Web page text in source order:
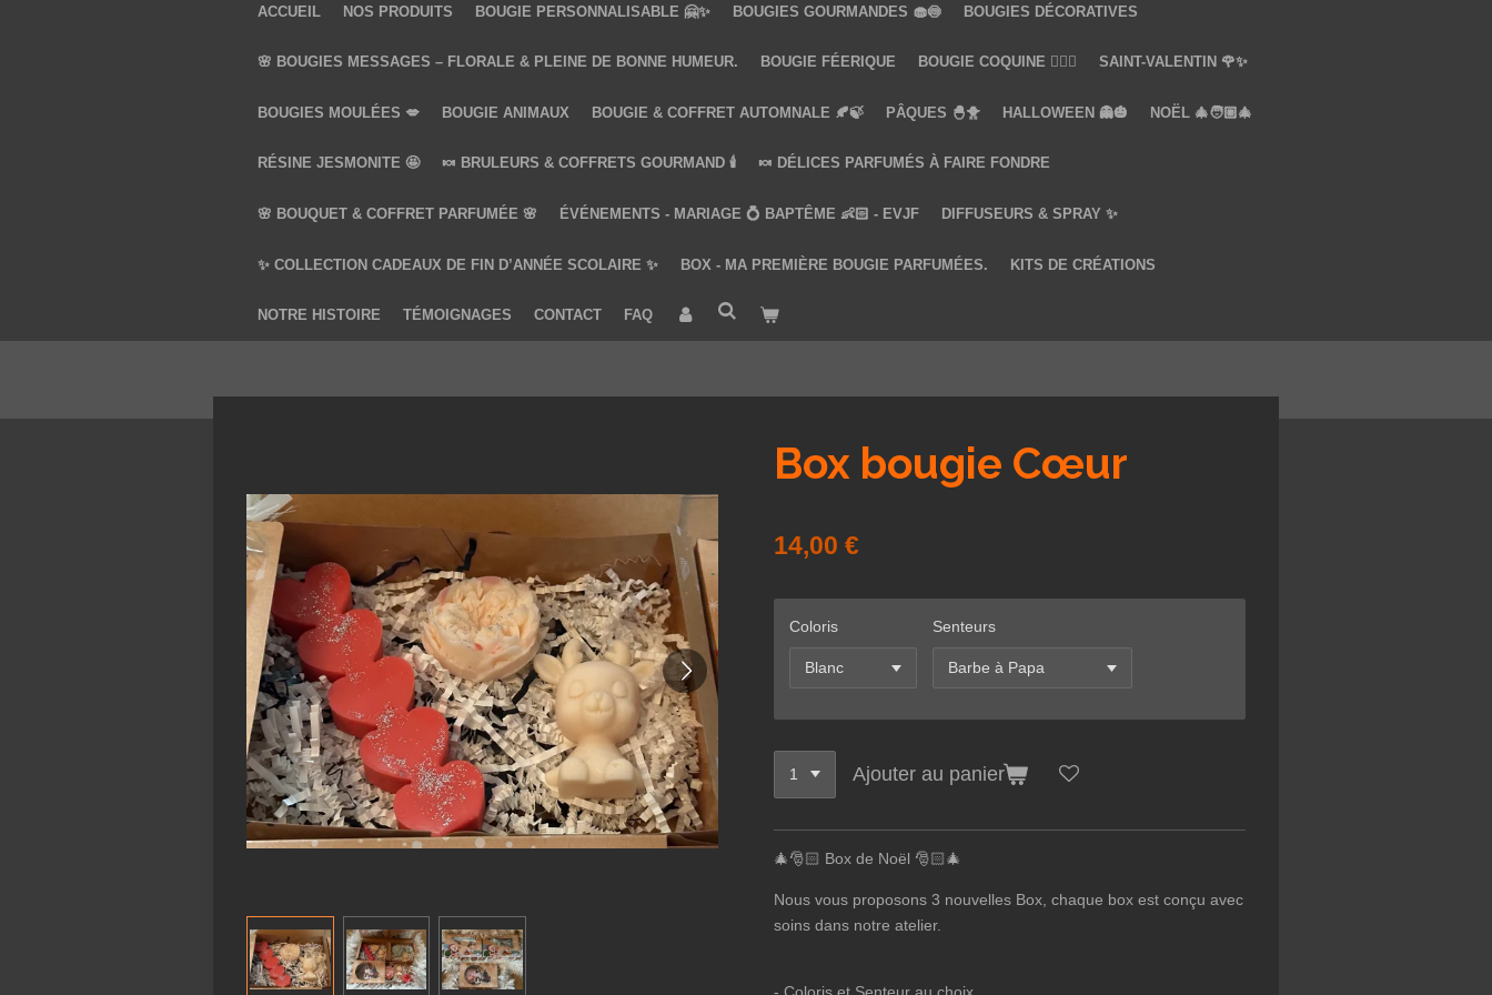
ACCUEIL NOS PRODUITS BOUGIE PERSONNALISABLE 🤗✨ BOUGIES GOURMANDES 🧁🍥 BOUGIES DÉCORATIVES
🌸 BOUGIES MESSAGES – FLORALE & PLEINE DE BONNE HUMEUR. BOUGIE FÉERIQUE BOUGIE COQUINE ❤️‍🔥🔞 SAINT-VALENTIN 🌹✨
BOUGIES MOULÉES 💋 BOUGIE ANIMAUX BOUGIE & COFFRET AUTOMNALE 🍂🍃 PÂQUES 🐣🐥 HALLOWEEN 👻🎃 NOËL 🎄🧑🏼‍🎄
RÉSINE JESMONITE 🤩 🍬 BRULEURS & COFFRETS GOURMAND 🕯️ 🍬 DÉLICES PARFUMÉS À FAIRE FONDRE
🌸 BOUQUET & COFFRET PARFUMÉE 🌸 ÉVÉNEMENTS - MARIAGE 💍 BAPTÊME 👶🏻 - EVJF DIFFUSEURS & SPRAY ✨
✨ COLLECTION CADEAUX DE FIN D’ANNÉE SCOLAIRE ✨ BOX - MA PREMIÈRE BOUGIE PARFUMÉES. KITS DE CRÉATIONS
NOTRE HISTOIRE TÉMOIGNAGES CONTACT FAQ
Box bougie Cœur
14,00 €
Coloris Senteurs
Ajouter au panier
🎄🎅🏻 Box de Noël 🎅🏻🎄
Nous vous proposons 3 nouvelles Box, chaque box est conçu avec
soins dans notre atelier.